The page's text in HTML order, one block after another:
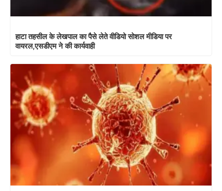
हाटा तहसील के लेखपाल का पैसे लेते वीडियो सोशल मीडिया पर
वायरल,एसडीएम ने की कार्यवाही